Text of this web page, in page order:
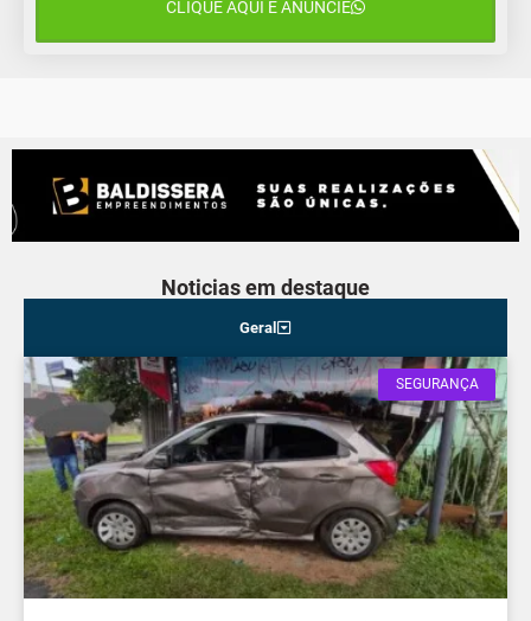
CLIQUE AQUI E ANUNCIE
Noticias em destaque
Geral
SEGURANÇA